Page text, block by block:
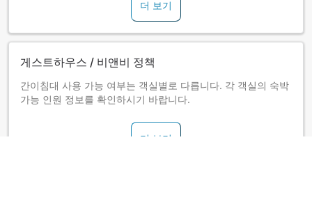
더 보기
게스트하우스 / 비앤비 정책
간이침대 사용 가능 여부는 객실별로 다릅니다. 각 객실의 숙박
가능 인원 정보를 확인하시기 바랍니다.
더 보기